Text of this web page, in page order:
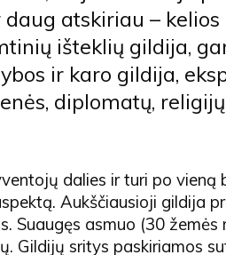
atskiriau – kelios
išteklių gildija,
ir karo gildija,
diplomatų,
dalies ir turi po vieną
Aukščiausioji gildija
Suaugęs asmuo (30 žemės
Gildijų sritys paskiriamos